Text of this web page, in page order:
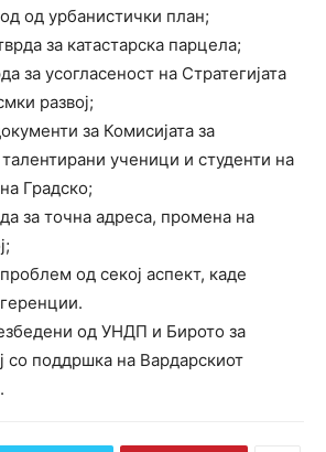
од урбанистички план;
за катастарска парцела;
за усогласеност на Стратегијата
развој;
за Комисијата за
ученици и студенти на
Градско;
за точна адреса, промена на
од секој аспект, каде
од УНДП и Бирото за
со поддршка на Вардарскиот